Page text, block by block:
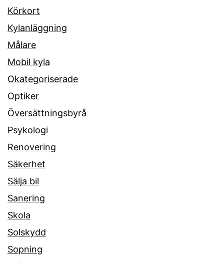
Körkort
Kylanläggning
Målare
Mobil kyla
Okategoriserade
Optiker
Översättningsbyrå
Psykologi
Renovering
Säkerhet
Sälja bil
Sanering
Skola
Solskydd
Sopning